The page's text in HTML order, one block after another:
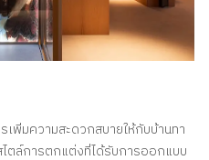
พิ่มความสะดวกสบายให้กับบ้านทา
ตล์การตกแต่งที่ได้รับการออกแบบ